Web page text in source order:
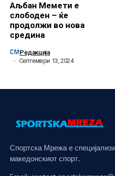
Аљбан Мемети е
слободен – ќе
продолжи во нова
средина
Редакција
Септември 13, 2024
Спортска Мрежа е
македонскиот спорт.